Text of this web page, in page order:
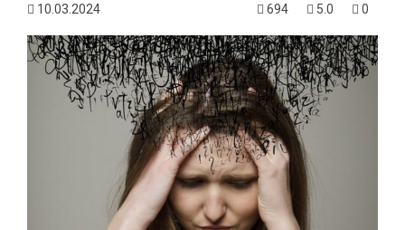
10.03.2024
694 5.0 0